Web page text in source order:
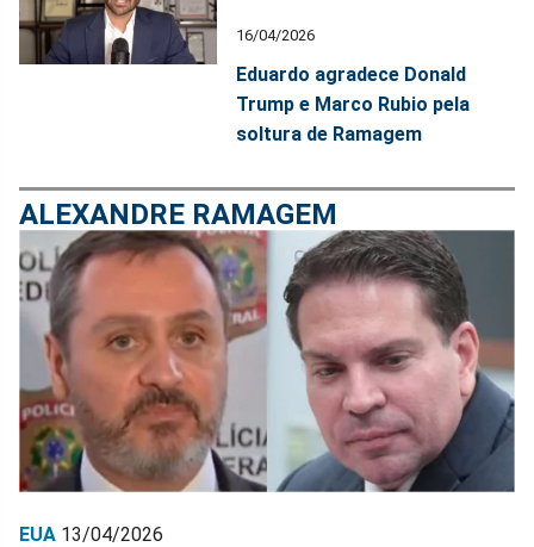
16/04/2026
Eduardo agradece Donald
Trump e Marco Rubio pela
soltura de Ramagem
ALEXANDRE RAMAGEM
EUA 13/04/2026